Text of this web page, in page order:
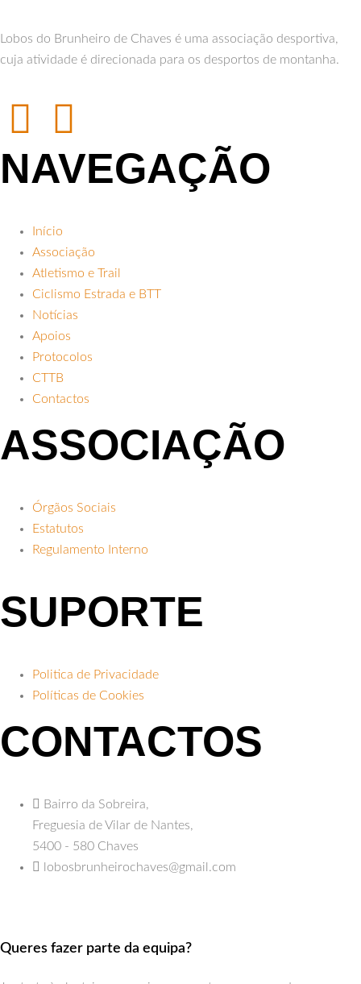
Lobos do Brunheiro de Chaves é uma associação desportiva,
cuja atividade é direcionada para os desportos de montanha.
NAVEGAÇÃO
Início
Associação
Atletismo e Trail
Ciclismo Estrada e BTT
Notícias
Apoios
Protocolos
CTTB
Contactos
ASSOCIAÇÃO
Órgãos Sociais
Estatutos
Regulamento Interno
SUPORTE
Politica de Privacidade
Políticas de Cookies
CONTACTOS
Bairro da Sobreira,
Freguesia de Vilar de Nantes,
5400 - 580 Chaves
lobosbrunheirochaves@gmail.com
Queres fazer parte da equipa?